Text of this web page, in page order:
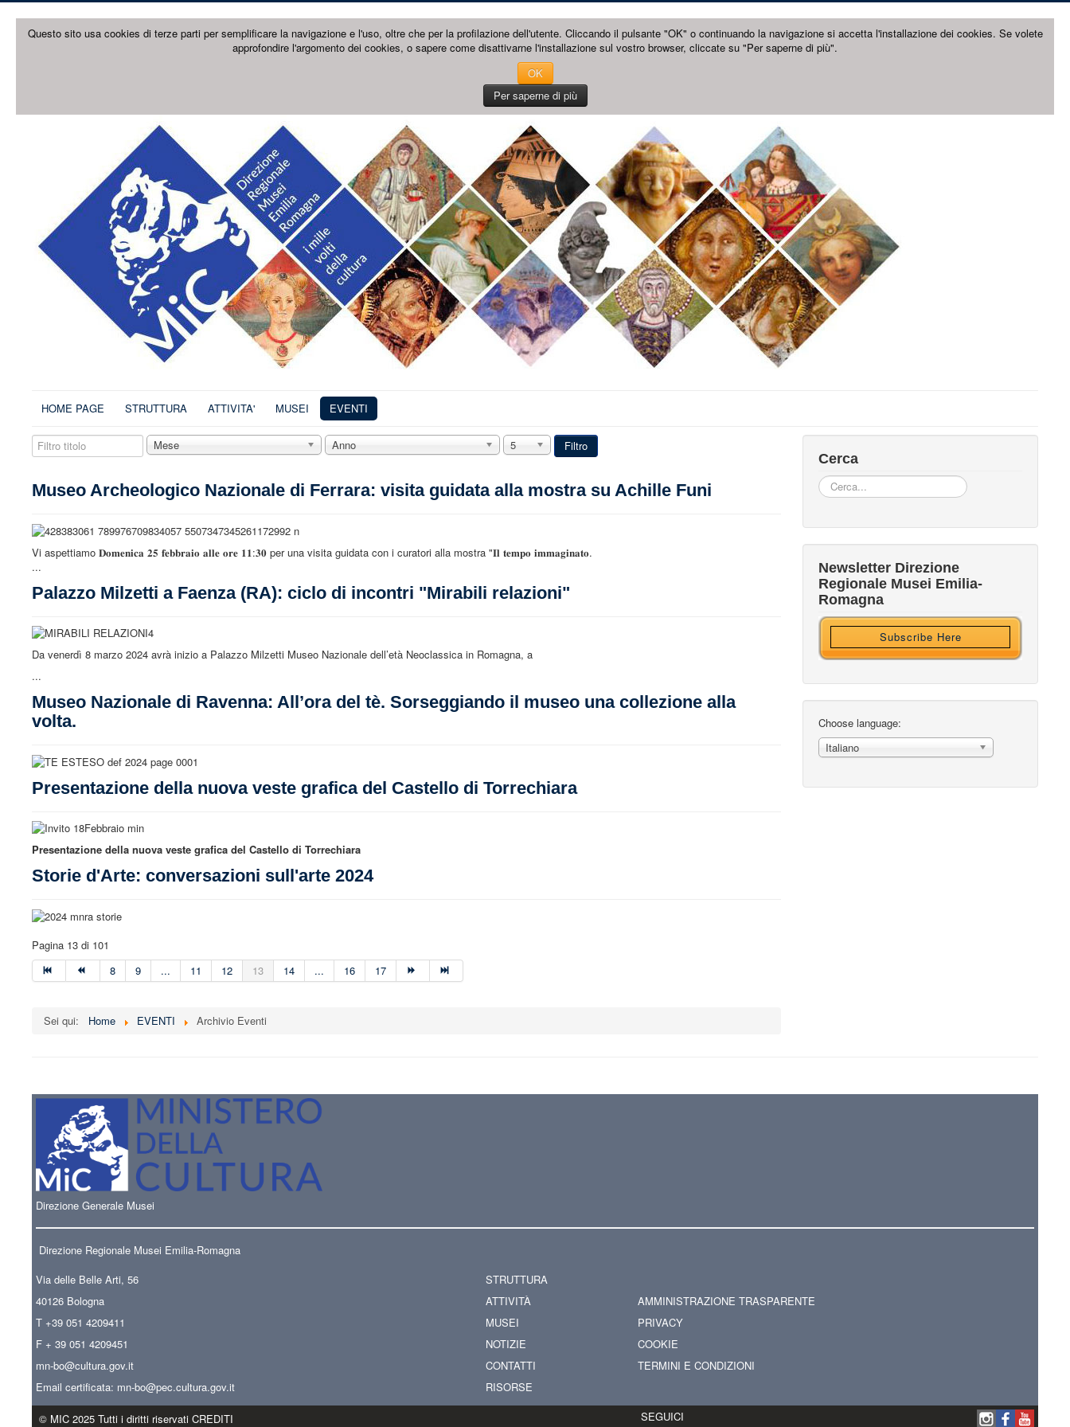
Questo sito usa cookies di terze parti per semplificare la navigazione e l'uso, oltre che per la profilazione dell'utente. Cliccando il pulsante "OK" o continuando la navigazione si accetta l'installazione dei cookies. Se volete
approfondire l'argomento dei cookies, o sapere come disattivarne l'installazione sul vostro browser, cliccate su "Per saperne di più".
OK
Per saperne di più
HOME PAGE STRUTTURA ATTIVITA' MUSEI EVENTI
Filtro
titolo
Mese Anno 5 Filtro
Museo Archeologico Nazionale di Ferrara: visita guidata alla mostra su Achille Funi
Vi aspettiamo 𝐃𝐨𝐦𝐞𝐧𝐢𝐜𝐚 𝟐𝟓 𝐟𝐞𝐛𝐛𝐫𝐚𝐢𝐨 𝐚𝐥𝐥𝐞 𝐨𝐫𝐞 𝟏𝟏:𝟑𝟎 per una visita guidata con i curatori alla mostra "𝐈𝐥 𝐭𝐞𝐦𝐩𝐨 𝐢𝐦𝐦𝐚𝐠𝐢𝐧𝐚𝐭𝐨.
...
Palazzo Milzetti a Faenza (RA): ciclo di incontri "Mirabili relazioni"
Da venerdì 8 marzo 2024 avrà inizio a Palazzo Milzetti Museo Nazionale dell’età Neoclassica in Romagna, a
...
Museo Nazionale di Ravenna: All’ora del tè. Sorseggiando il museo una collezione alla
volta.
Presentazione della nuova veste grafica del Castello di Torrechiara
Presentazione della nuova veste grafica del Castello di Torrechiara
Storie d'Arte: conversazioni sull'arte 2024
Pagina 13 di 101
8
9 ... 11 12 13 14 ... 16 17
Sei qui: Home EVENTI Archivio Eventi
Cerca
Cerca...
Newsletter Direzione
Regionale Musei Emilia-
Romagna
Subscribe Here
Iscriviti alla nostra newsletter
Ricevi HTML?
Choose language:
Italiano
Direzione Generale Musei
Direzione Regionale Musei Emilia-Romagna
Via delle Belle Arti, 56
40126 Bologna
T +39 051 4209411
F + 39 051 4209451
mn-bo@cultura.gov.it
Email certificata: mn-bo@pec.cultura.gov.it
STRUTTURA
ATTIVITÀ
MUSEI
NOTIZIE
CONTATTI
RISORSE
AMMINISTRAZIONE TRASPARENTE
PRIVACY
COOKIE
TERMINI E CONDIZIONI
© MIC 2025 Tutti i diritti riservati CREDITI SEGUICI